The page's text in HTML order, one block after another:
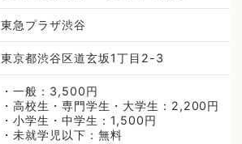
東急プラザ渋谷
東京都渋谷区道玄坂1丁目2-3
・一般：3,500円
・高校生・専門学生・大学生：2,200円
・小学生・中学生：1,500円
・未就学児以下：無料